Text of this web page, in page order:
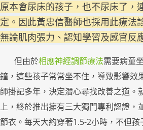
原本會尿床的孩子，也不尿床了，
定。因此黃忠信醫師也採用此療法
無論肌肉張力、認知學習及感官反
但由於相應神經調節療法需要病童
鐘，這些孩子常常坐不住，導致影響效
師掛記多年，決定潛心尋找改善之道。
上，終於推出擁有三大獨門專利認證，
節衣。每天大約穿著1.5-2小時，不但